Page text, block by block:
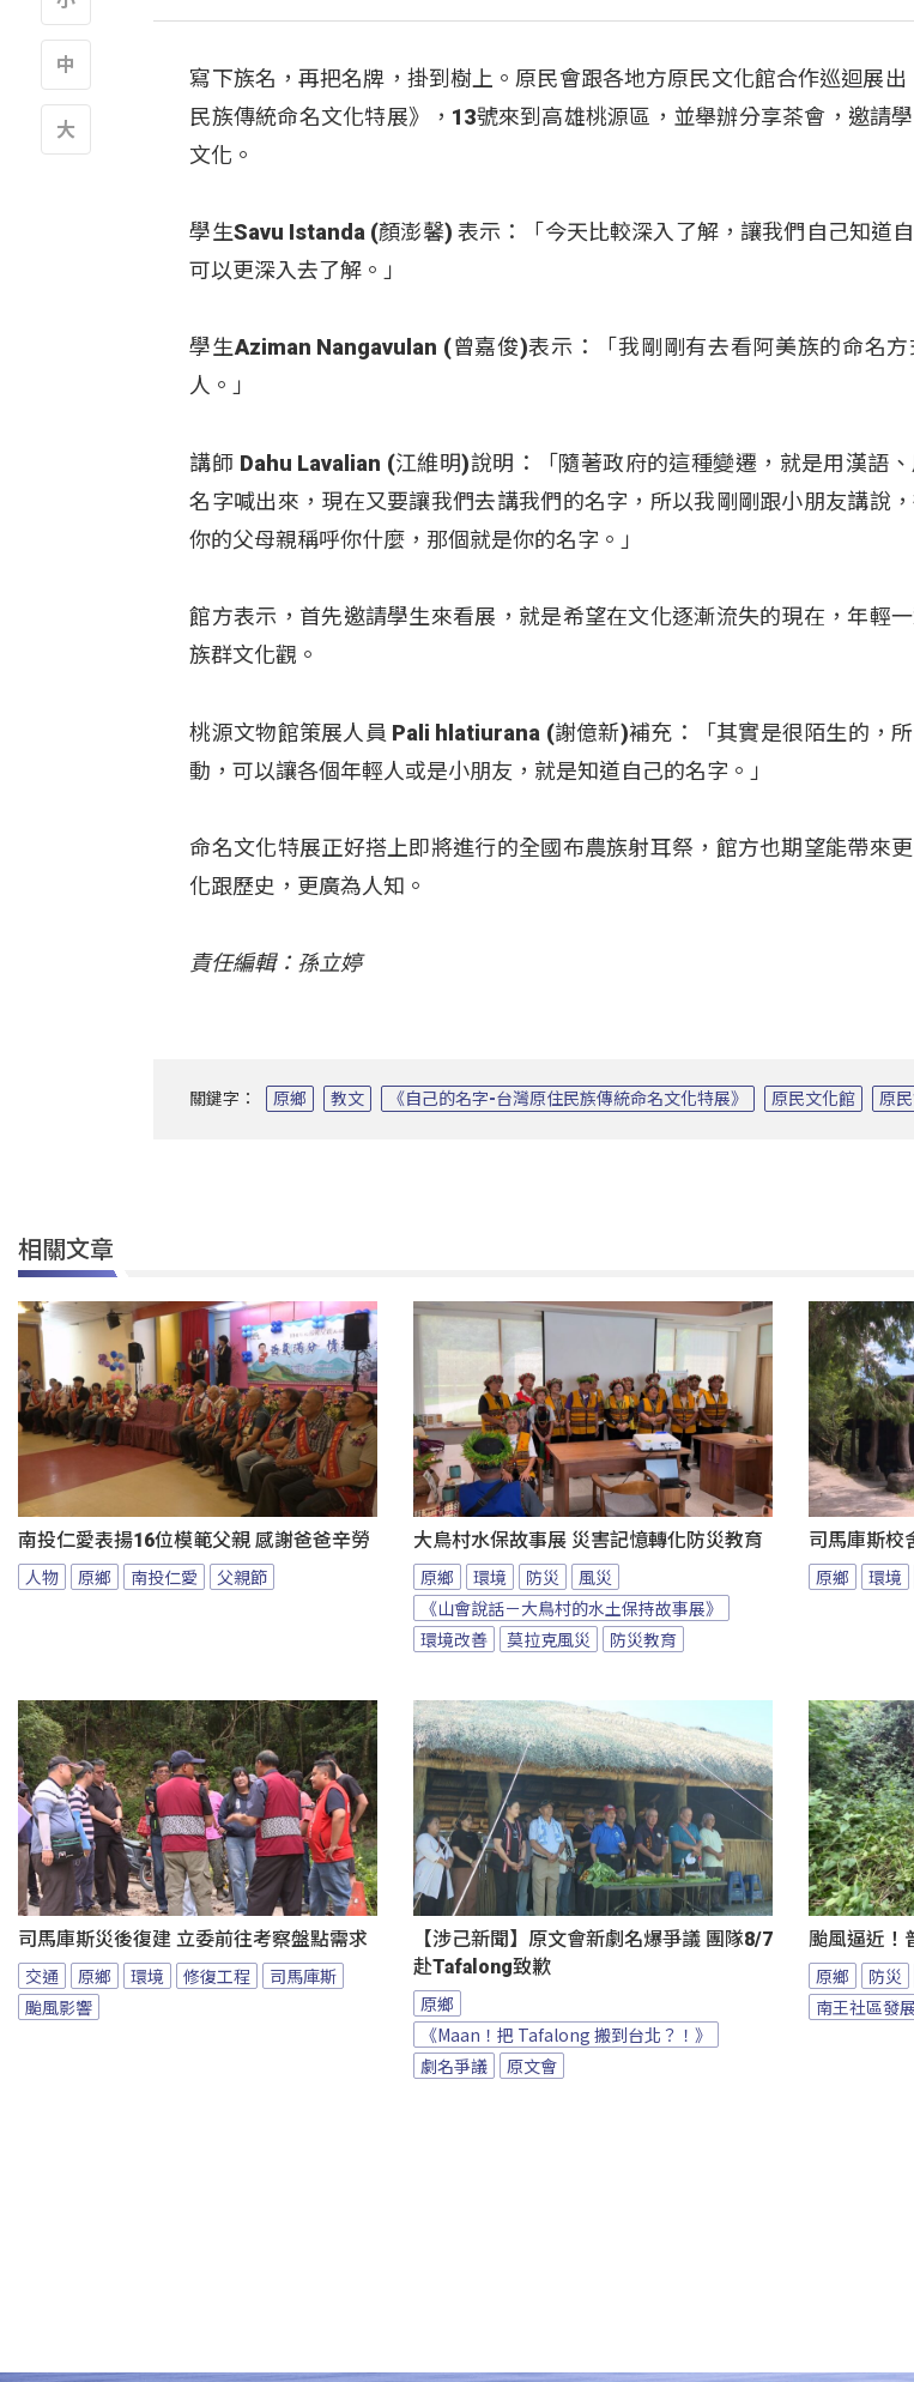
寫下族名，再把名牌，掛到樹上。原民會跟各地方原民文化館合作巡迴展
民族傳統命名文化特展》，13號來到高雄桃源區，並舉辦分享茶會，邀請
文化。
學生Savu Istanda (顏澎馨) 表示：「今天比較深入了解，讓我們自己知道
可以更深入去了解。」
學生Aziman Nangavulan (曾嘉俊)表示：「我剛剛有去看阿美族的命名
人。」
講師 Dahu Lavalian (江維明)說明：「隨著政府的這種變遷，就是用漢語
名字喊出來，現在又要讓我們去講我們的名字，所以我剛剛跟小朋友講說
你的父母親稱呼你什麼，那個就是你的名字。」
館方表示，首先邀請學生來看展，就是希望在文化逐漸流失的現在，年輕
族群文化觀。
桃源文物館策展人員 Pali hlatiurana (謝億新)補充：「其實是很陌生的，
動，可以讓各個年輕人或是小朋友，就是知道自己的名字。」
命名文化特展正好搭上即將進行的全國布農族射耳祭，館方也期望能帶來
化跟歷史，更廣為人知。
責任編輯：孫立婷
關鍵字： 原鄉 教文 《自己的名字-台灣原住民族傳統命名文化特展》 原民文化館 原
相關文章
南投仁愛表揚16位模範父親 感謝爸爸辛勞
人物 原鄉 南投仁愛 父親節
大鳥村水保故事展 災害記憶轉化防災教育
原鄉 環境 防災
風災
《山會說話－大鳥村的水土保持故事展》
環境改善
莫拉克風災 防災教育
司馬庫斯校
原鄉 環境
司馬庫斯災後復建 立委前往考察盤點需求
交通 原鄉 環境 修復工程
司馬庫斯
颱風影響
【涉己新聞】原文會新劇名爆爭議 團隊8/7
赴Tafalong致歉
原鄉
《Maan！把 Tafalong 搬到台北？！》
劇名爭議
原文會
颱風逼近！
原鄉 防災
南王社區發